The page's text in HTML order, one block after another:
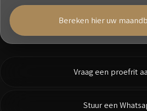
Bereken hier uw
Vraag een proefrit
Stuur een